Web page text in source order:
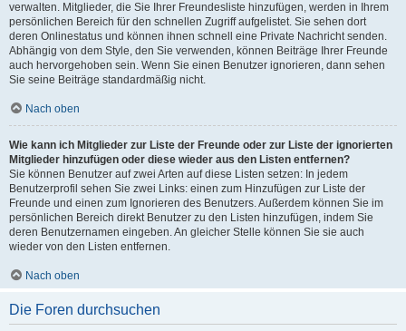
verwalten. Mitglieder, die Sie Ihrer Freundesliste hinzufügen, werden in Ihrem
persönlichen Bereich für den schnellen Zugriff aufgelistet. Sie sehen dort
deren Onlinestatus und können ihnen schnell eine Private Nachricht senden.
Abhängig von dem Style, den Sie verwenden, können Beiträge Ihrer Freunde
auch hervorgehoben sein. Wenn Sie einen Benutzer ignorieren, dann sehen
Sie seine Beiträge standardmäßig nicht.
Nach oben
Wie kann ich Mitglieder zur Liste der Freunde oder zur Liste der ignorierten
Mitglieder hinzufügen oder diese wieder aus den Listen entfernen?
Sie können Benutzer auf zwei Arten auf diese Listen setzen: In jedem
Benutzerprofil sehen Sie zwei Links: einen zum Hinzufügen zur Liste der
Freunde und einen zum Ignorieren des Benutzers. Außerdem können Sie im
persönlichen Bereich direkt Benutzer zu den Listen hinzufügen, indem Sie
deren Benutzernamen eingeben. An gleicher Stelle können Sie sie auch
wieder von den Listen entfernen.
Nach oben
Die Foren durchsuchen